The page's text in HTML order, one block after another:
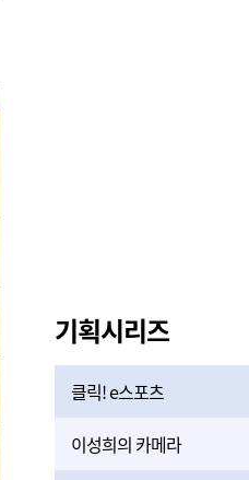
기획시리즈
클릭! e스포츠
이성희의 카메라